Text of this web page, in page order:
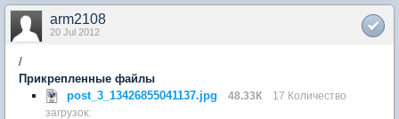
arm2108
20 Jul 2012
/
Прикрепленные файлы
post_3_13426855041137.jpg
48.33К
17 Количество
загрузок: